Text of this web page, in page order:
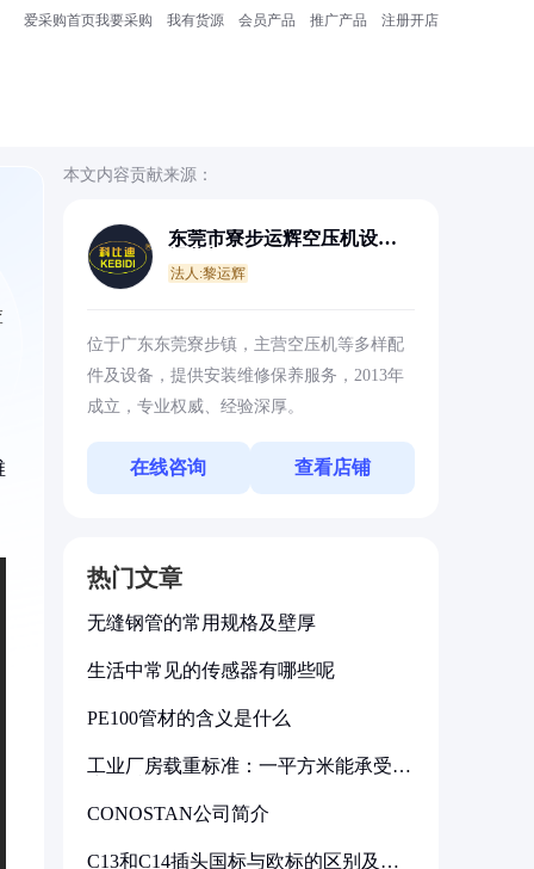
爱采购首页我要采购 我有货源 会员产品 推广产品 注册开店
本文内容贡献来源：
东莞市寮步运辉空压机设备
法人:黎运辉
位于广东东莞寮步镇，主营空压机等多样配
件及设备，提供安装维修保养服务，2013年
成立，专业权威、经验深厚。
在线咨询 查看店铺
热门文章
无缝钢管的常用规格及壁厚
生活中常见的传感器有哪些呢
PE100管材的含义是什么
工业厂房载重标准：一平方米能承受多
CONOSTAN公司简介
C13和C14插头国标与欧标的区别及其